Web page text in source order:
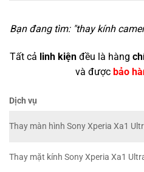
Bạn đang tìm: "thay kính
Tất cả linh kiện đều là hàng
và được bảo
Dịch vụ
Thay màn hình Sony Xperia Xa1
Thay mặt kính Sony Xperia Xa1